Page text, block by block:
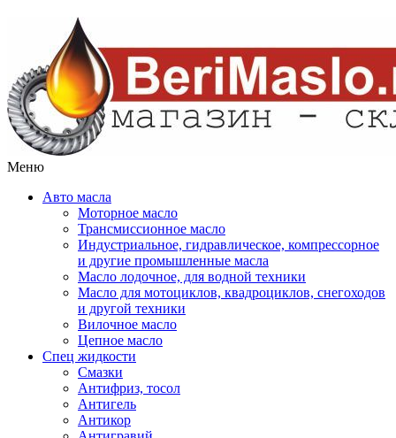
Меню
Авто масла
Моторное масло
Трансмиссионное масло
Индустриальное, гидравлическое, компрессорное
и другие промышленные масла
Масло лодочное, для водной техники
Масло для мотоциклов, квадроциклов, снегоходов
и другой техники
Вилочное масло
Цепное масло
Спец жидкости
Смазки
Антифриз, тосол
Антигель
Антикор